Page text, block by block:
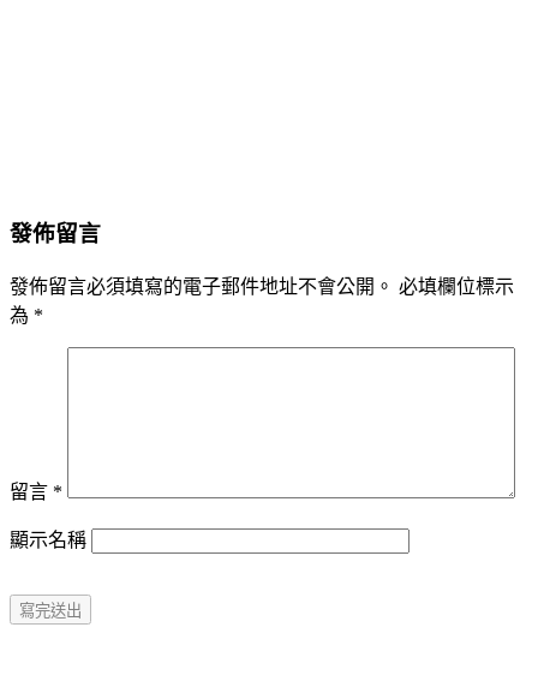
發佈留言
發佈留言必須填寫的電子郵件地址不會公開。 必填欄位標示
為 *
留言 *
顯示名稱